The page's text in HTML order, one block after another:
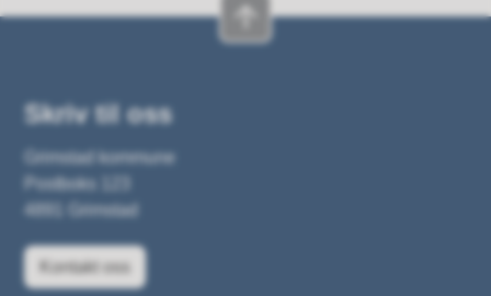
Skriv til oss
Grimstad kommune
Postboks 123
4891 Grimstad
Kontakt oss